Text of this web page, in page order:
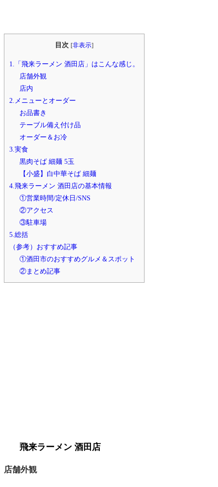
目次 [非表示]
1.「飛来ラーメン 酒田店」はこんな感じ。
店舗外観
店内
2.メニューとオーダー
お品書き
テーブル備え付け品
オーダー＆お冷
3.実食
黒肉そば 細麺 5玉
【小盛】白中華そば 細麺
4.飛来ラーメン 酒田店の基本情報
①営業時間/定休日/SNS
②アクセス
③駐車場
5.総括
（参考）おすすめ記事
①酒田市のおすすめグルメ＆スポット
②まとめ記事
飛来ラーメン 酒田店
店舗外観